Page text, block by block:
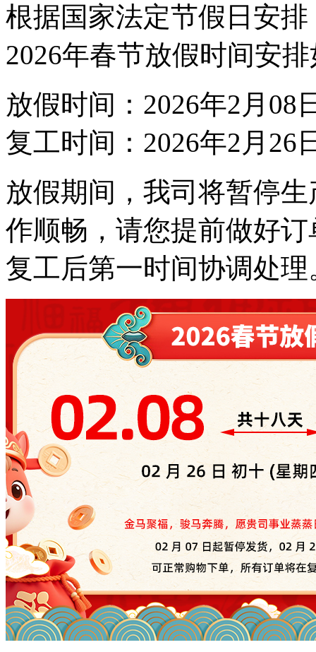
根据国家法定节假日安
2026年春节放假时间安
放假时间：2026年2月08
复工时间：2026年2月
放假期间，我司将暂停
作顺畅，请您提前做好
复工后第一时间协调处